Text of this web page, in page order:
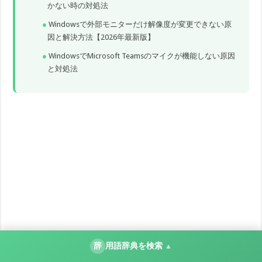
かない時の対処法
Windowsで外部モニターだけ解像度が変更できない原
因と解決方法【2026年最新版】
WindowsでMicrosoft Teamsのマイクが機能しない原因
と対処法
辞 用語辞典を検索 ▲